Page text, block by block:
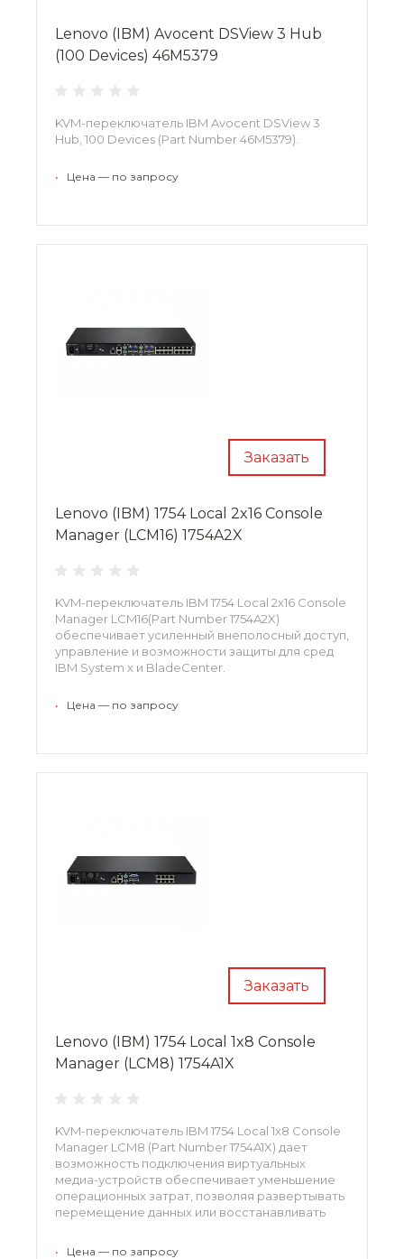
Lenovo (IBM) Avocent DSView 3 Hub
(100 Devices) 46M5379
KVM-переключатель IBM Avocent DSView 3
Hub, 100 Devices (Part Number 46M5379).
• Цена — по запросу
Заказать
Lenovo (IBM) 1754 Local 2x16 Console
Manager (LCM16) 1754A2X
KVM-переключатель IBM 1754 Local 2x16 Console
Manager LCM16(Part Number 1754A2X)
обеспечивает усиленный внеполосный доступ,
управление и возможности защиты для сред
IBM System x и BladeCenter.
• Цена — по запросу
Заказать
Lenovo (IBM) 1754 Local 1x8 Console
Manager (LCM8) 1754A1X
KVM-переключатель IBM 1754 Local 1x8 Console
Manager LCM8 (Part Number 1754A1X) дает
возможность подключения виртуальных
медиа-устройств обеспечивает уменьшение
операционных затрат, позволяя развертывать
перемещение данных или восстанавливать
• Цена — по запросу